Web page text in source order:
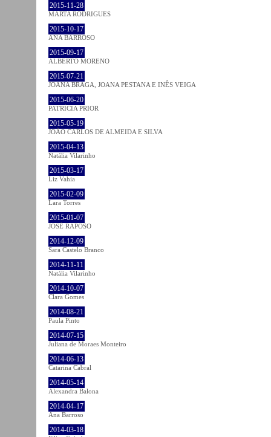
2015-11-28
MARTA RODRIGUES
2015-10-17
ANA BARROSO
2015-09-17
ALBERTO MORENO
2015-07-21
JOANA BRAGA, JOANA PESTANA E INÊS VEIGA
2015-06-20
PATRÍCIA PRIOR
2015-05-19
JOÃO CARLOS DE ALMEIDA E SILVA
2015-04-13
Natália Vilarinho
2015-03-17
Liz Vahia
2015-02-09
Lara Torres
2015-01-07
JOSÉ RAPOSO
2014-12-09
Sara Castelo Branco
2014-11-11
Natália Vilarinho
2014-10-07
Clara Gomes
2014-08-21
Paula Pinto
2014-07-15
Juliana de Moraes Monteiro
2014-06-13
Catarina Cabral
2014-05-14
Alexandra Balona
2014-04-17
Ana Barroso
2014-03-18